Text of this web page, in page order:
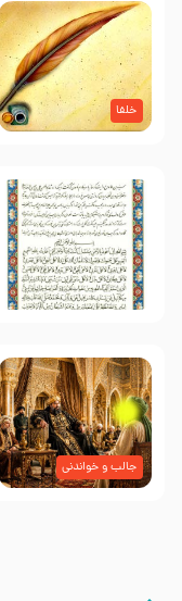
خلفا
جالب و خواندنی